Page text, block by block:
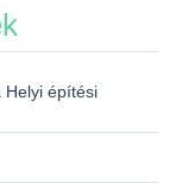
Helyi építési